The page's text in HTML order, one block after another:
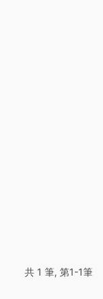
共 1 筆, 第1-1筆